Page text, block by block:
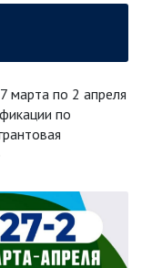
марта по 2 апреля
по